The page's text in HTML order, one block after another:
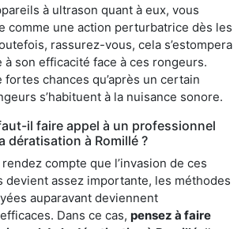
à ultrason quant à eux, vous
comme une action perturbatrice dès les
rassurez-vous, cela s’estompera
à son efficacité face à ces rongeurs.
fortes chances qu’après un certain
s’habituent à la nuisance sonore.
il faire appel à un professionnel
dératisation à Romillé ?
compte que l’invasion de ces
devient assez importante, les méthodes
auparavant deviennent
Dans ce cas, pensez à faire